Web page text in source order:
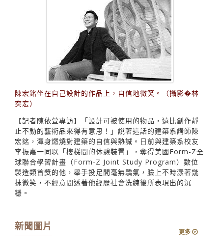
陳宏銘坐在自己設計的作品上，自信地微笑。（攝影�林
奕宏）
【記者陳依萱專訪】「設計可被使用的物品，遠比創作靜
止不動的藝術品來得有意思！」說著這話的建築系講師陳
宏銘，渾身燃燒對建築的自信與熱誠。日前與建築系校友
李振嘉一同以「樓梯間的休憩裝置」，奪得美國Form-Z全
球聯合學習計畫（Form-Z Joint Study Program）數位
製造類首獎的他，舉手投足間毫無驕氣，臉上不時漾著幾
抹微笑，不經意間透著他經歷社會洗練後所表現出的沉
穩。
新聞圖片
更多